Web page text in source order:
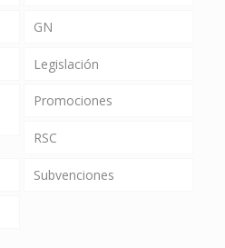
GN
Legislación
Promociones
RSC
Subvenciones